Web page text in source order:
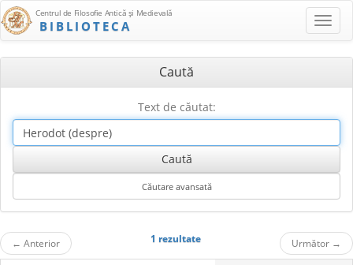
Centrul de Filosofie Antică şi Medievală
BIBLIOTECA
Caută
Text de căutat:
← Anterior 1 rezultate Următor →